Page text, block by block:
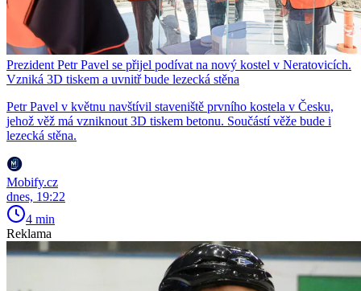
Prezident Petr Pavel se přijel podívat na nový kostel v Neratovicích.
Vzniká 3D tiskem a uvnitř bude lezecká stěna
Petr Pavel v květnu navštívil staveniště prvního kostela v Česku,
jehož věž má vzniknout 3D tiskem betonu. Součástí věže bude i
lezecká stěna.
Mobify.cz
dnes, 19:22
4 min
Reklama